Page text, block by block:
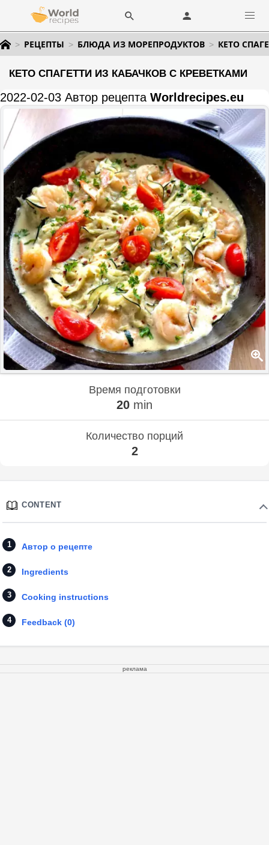
РЕЦЕПТЫ БЛЮДА ИЗ МОРЕПРОДУКТОВ КЕТО
КЕТО СПАГЕТТИ ИЗ КАБАЧКОВ С КРЕВЕТКАМИ
2022-02-03 Автор рецепта Worldrecipes.eu
Время подготовки
20 min
Количество порций
2
CONTENT
Автор о рецепте
Ingredients
Cooking instructions
Feedback (0)
реклама